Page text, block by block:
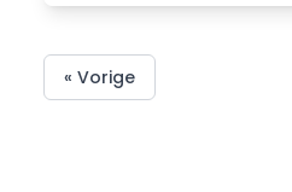
« Vorige